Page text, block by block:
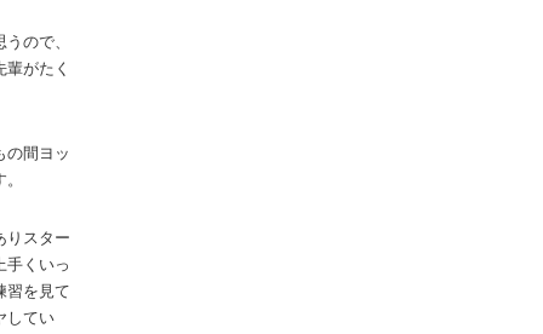
ので、
がたく
の間ヨッ
りスター
手くいっ
習を見て
してい